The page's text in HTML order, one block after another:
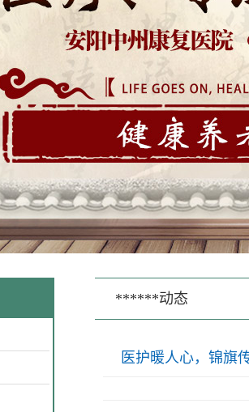
******动态
医护暖人心，锦